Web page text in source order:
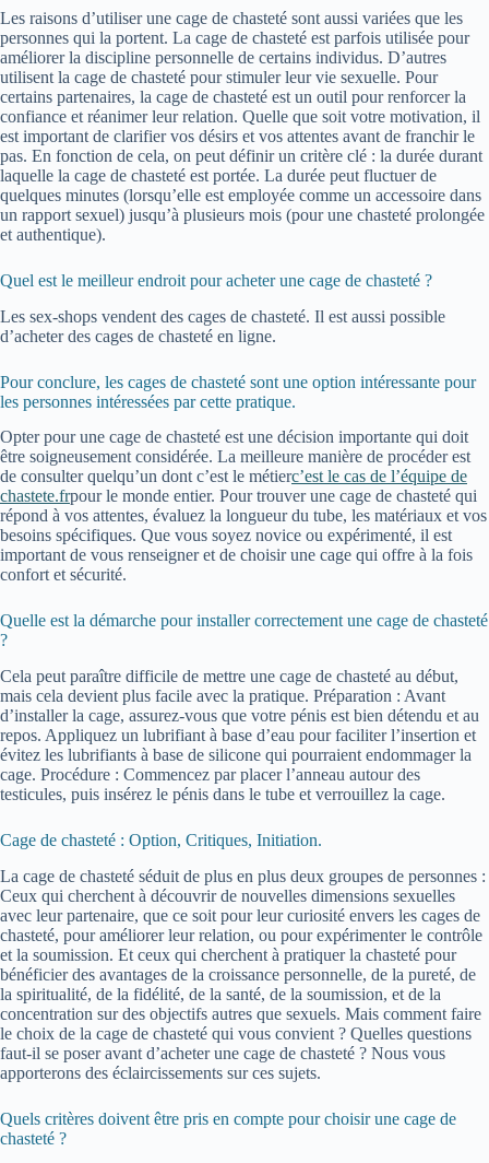
Les raisons d’utiliser une cage de chasteté sont aussi variées que les
personnes qui la portent. La cage de chasteté est parfois utilisée pour
améliorer la discipline personnelle de certains individus. D’autres
utilisent la cage de chasteté pour stimuler leur vie sexuelle. Pour
certains partenaires, la cage de chasteté est un outil pour renforcer la
confiance et réanimer leur relation. Quelle que soit votre motivation, il
est important de clarifier vos désirs et vos attentes avant de franchir le
pas. En fonction de cela, on peut définir un critère clé : la durée durant
laquelle la cage de chasteté est portée. La durée peut fluctuer de
quelques minutes (lorsqu’elle est employée comme un accessoire dans
un rapport sexuel) jusqu’à plusieurs mois (pour une chasteté prolongée
et authentique).
Quel est le meilleur endroit pour acheter une cage de chasteté ?
Les sex-shops vendent des cages de chasteté. Il est aussi possible
d’acheter des cages de chasteté en ligne.
Pour conclure, les cages de chasteté sont une option intéressante pour
les personnes intéressées par cette pratique.
Opter pour une cage de chasteté est une décision importante qui doit
être soigneusement considérée. La meilleure manière de procéder est
de consulter quelqu’un dont c’est le métierc’est le cas de l’équipe de
chastete.frpour le monde entier. Pour trouver une cage de chasteté qui
répond à vos attentes, évaluez la longueur du tube, les matériaux et vos
besoins spécifiques. Que vous soyez novice ou expérimenté, il est
important de vous renseigner et de choisir une cage qui offre à la fois
confort et sécurité.
Quelle est la démarche pour installer correctement une cage de chasteté
?
Cela peut paraître difficile de mettre une cage de chasteté au début,
mais cela devient plus facile avec la pratique. Préparation : Avant
d’installer la cage, assurez-vous que votre pénis est bien détendu et au
repos. Appliquez un lubrifiant à base d’eau pour faciliter l’insertion et
évitez les lubrifiants à base de silicone qui pourraient endommager la
cage. Procédure : Commencez par placer l’anneau autour des
testicules, puis insérez le pénis dans le tube et verrouillez la cage.
Cage de chasteté : Option, Critiques, Initiation.
La cage de chasteté séduit de plus en plus deux groupes de personnes :
Ceux qui cherchent à découvrir de nouvelles dimensions sexuelles
avec leur partenaire, que ce soit pour leur curiosité envers les cages de
chasteté, pour améliorer leur relation, ou pour expérimenter le contrôle
et la soumission. Et ceux qui cherchent à pratiquer la chasteté pour
bénéficier des avantages de la croissance personnelle, de la pureté, de
la spiritualité, de la fidélité, de la santé, de la soumission, et de la
concentration sur des objectifs autres que sexuels. Mais comment faire
le choix de la cage de chasteté qui vous convient ? Quelles questions
faut-il se poser avant d’acheter une cage de chasteté ? Nous vous
apporterons des éclaircissements sur ces sujets.
Quels critères doivent être pris en compte pour choisir une cage de
chasteté ?